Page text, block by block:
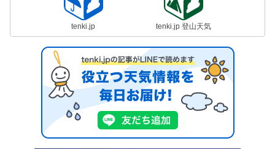
tenki.jp tenki.jp 登山天気